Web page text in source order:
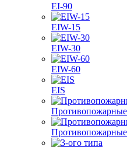
EI-90
EIW-15
EIW-30
EIW-60
EIS
Противопожарные
Противопожарные